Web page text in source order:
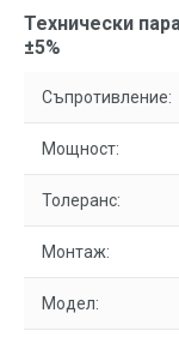
Технически
±5%
Съпротивление:
Мощност:
Толеранс:
Монтаж:
Модел: